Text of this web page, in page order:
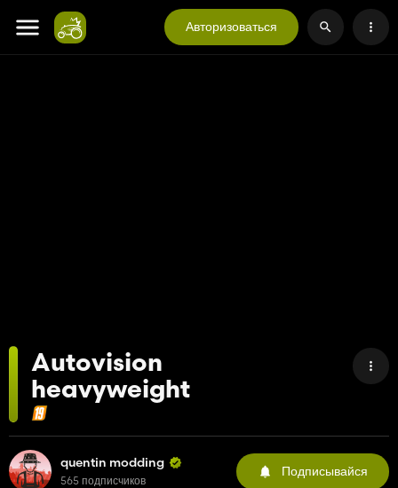
Авторизоваться
Autovision
heavyweight
quentin modding
565 подписчиков
Подписывайся